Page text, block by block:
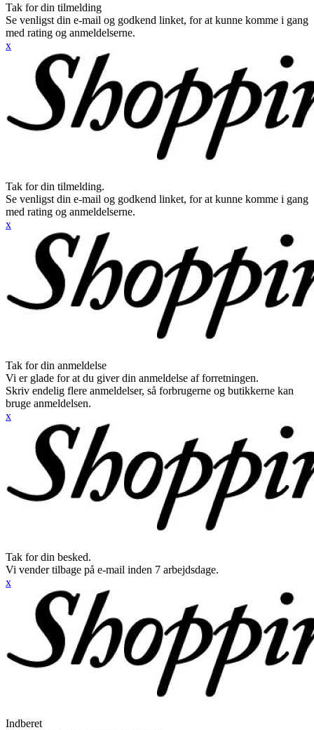
Tak for din tilmelding
Se venligst din e-mail og godkend linket, for at kunne komme i gang
med rating og anmeldelserne.
x
Tak for din tilmelding.
Se venligst din e-mail og godkend linket, for at kunne komme i gang
med rating og anmeldelserne.
x
Tak for din anmeldelse
Vi er glade for at du giver din anmeldelse af forretningen.
Skriv endelig flere anmeldelser, så forbrugerne og butikkerne kan
bruge anmeldelsen.
x
Tak for din besked.
Vi vender tilbage på e-mail inden 7 arbejdsdage.
x
Indberet